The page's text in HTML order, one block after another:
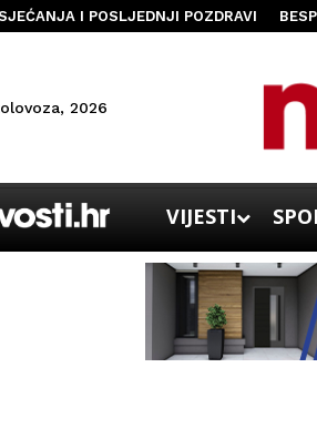
I POSLJEDNJI POZDRAVI
2026
VIJESTI